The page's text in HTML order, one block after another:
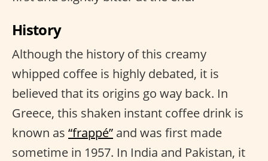
History
Although the history of this creamy
whipped coffee is highly debated, it is
believed that its origins go way back. In
Greece, this shaken instant coffee drink is
known as “frappé” and was first made
sometime in 1957. In India and Pakistan, it